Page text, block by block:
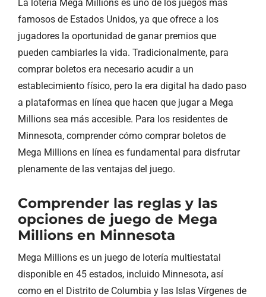
La lotería Mega Millions es uno de los juegos más
famosos de Estados Unidos, ya que ofrece a los
jugadores la oportunidad de ganar premios que
pueden cambiarles la vida. Tradicionalmente, para
comprar boletos era necesario acudir a un
establecimiento físico, pero la era digital ha dado paso
a plataformas en línea que hacen que jugar a Mega
Millions sea más accesible. Para los residentes de
Minnesota, comprender cómo comprar boletos de
Mega Millions en línea es fundamental para disfrutar
plenamente de las ventajas del juego.
Comprender las reglas y las
opciones de juego de Mega
Millions en Minnesota
Mega Millions es un juego de lotería multiestatal
disponible en 45 estados, incluido Minnesota, así
como en el Distrito de Columbia y las Islas Vírgenes de